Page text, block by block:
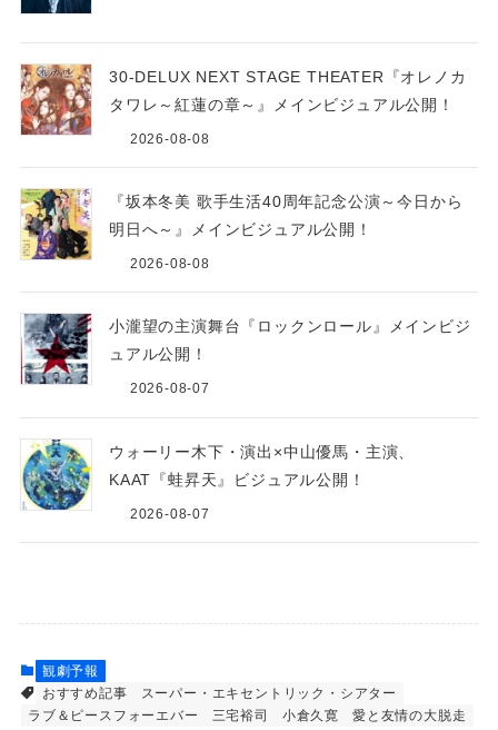
30-DELUX NEXT STAGE THEATER『オレノカ
タワレ～紅蓮の章～』メインビジュアル公開！
2026-08-08
『坂本冬美 歌手生活40周年記念公演～今日から
明日へ～』メインビジュアル公開！
2026-08-08
小瀧望の主演舞台『ロックンロール』メインビジ
ュアル公開！
2026-08-07
ウォーリー木下・演出×中山優馬・主演、
KAAT『蛙昇天』ビジュアル公開！
2026-08-07
観劇予報
おすすめ記事
スーパー・エキセントリック・シアター
ラブ＆ピースフォーエバー
三宅裕司 小倉久寛 愛と友情の大脱走